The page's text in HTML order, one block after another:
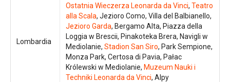
Lombardia
Ostatnia Wieczerza Leonarda da Vinci, Teatro
alla Scala, Jezioro Como, Villa del Balbianello,
Jezioro Garda, Bergamo Alta, Piazza della
Loggia w Brescii, Pinakoteka Brera, Navigli w
Mediolanie, Stadion San Siro, Park Sempione,
Monza Park, Certosa di Pavia, Pałac
Królewski w Mediolanie, Muzeum Nauki i
Techniki Leonarda da Vinci, Alpy